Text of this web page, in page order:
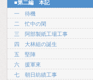
■第二編 本記
一 待機
二 忙中の閑
三 阿部製紙工場工事
四 大林組の誕生
五 堅陣
六 援軍來
七 朝日紡績工事